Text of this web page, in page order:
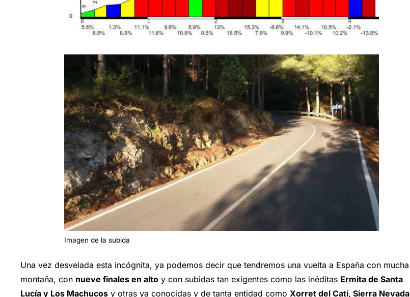
Imagen de la subida
Una vez desvelada esta incógnita, ya podemos decir que tendremos una vuelta a España con mucha
montaña, con nueve finales en alto y con subidas tan exigentes como las inéditas Ermita de Santa
Lucía y Los Machucos y otras ya conocidas y de tanta entidad como Xorret del Catí, Sierra Nevada